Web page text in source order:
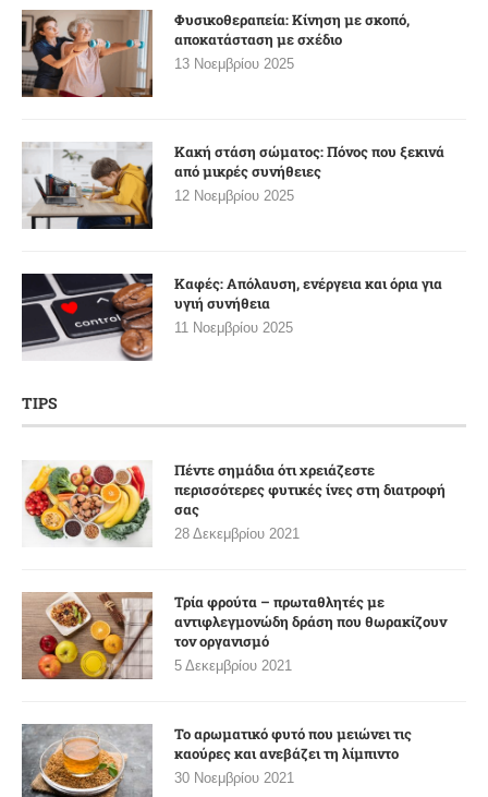
Φυσικοθεραπεία: Κίνηση με σκοπό,
αποκατάσταση με σχέδιο
13 Νοεμβρίου 2025
Κακή στάση σώματος: Πόνος που ξεκινά
από μικρές συνήθειες
12 Νοεμβρίου 2025
Καφές: Απόλαυση, ενέργεια και όρια για
υγιή συνήθεια
11 Νοεμβρίου 2025
TIPS
Πέντε σημάδια ότι χρειάζεστε
περισσότερες φυτικές ίνες στη διατροφή
σας
28 Δεκεμβρίου 2021
Τρία φρούτα – πρωταθλητές με
αντιφλεγμονώδη δράση που θωρακίζουν
τον οργανισμό
5 Δεκεμβρίου 2021
Το αρωματικό φυτό που μειώνει τις
καούρες και ανεβάζει τη λίμπιντο
30 Νοεμβρίου 2021